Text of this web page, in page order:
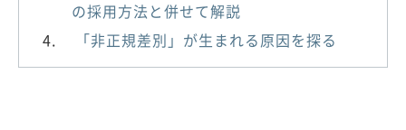
の採用方法と併せて解説
「非正規差別」が生まれる原因を探る